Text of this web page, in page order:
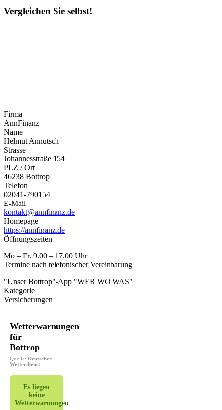
Vergleichen Sie selbst!
Firma
AnnFinanz
Name
Helmut Annutsch
Strasse
Johannesstraße 154
PLZ / Ort
46238 Bottrop
Telefon
02041-790154
E-Mail
kontakt@annfinanz.de
Homepage
https://annfinanz.de
Öffnungszeiten
Mo – Fr. 9.00 – 17.00 Uhr
Termine nach telefonischer Vereinbarung
"Unser Bottrop"-App "WER WO WAS"
Kategorie
Versicherungen
Wetterwarnungen
für
Bottrop
Quelle: Deutscher
Wetterdienst
Es liegen
keine
Wetterwarnungen